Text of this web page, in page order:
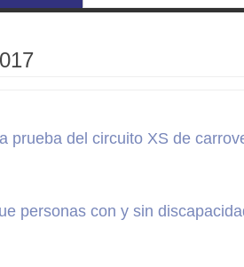
prueba del circuito XS de
personas con y sin